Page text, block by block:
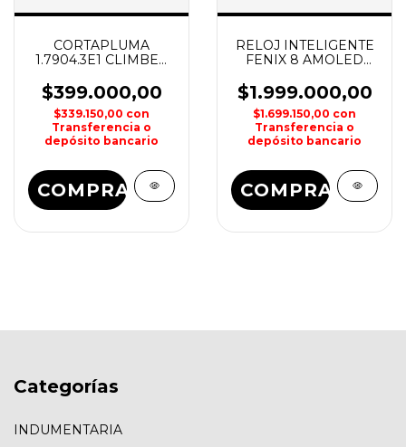
CORTAPLUMA
1.7904.3E1 CLIMBER
VICTORINOX
$399.000,00
$339.150,00 con
Transferencia o
depósito bancario
COMPRAR
RELOJ INTELIGENTE
FENIX 8 AMOLED
$1.999.000,00
$1.699.150,00 con
Transferencia o
depósito bancario
COMPRAR
Categorías
INDUMENTARIA